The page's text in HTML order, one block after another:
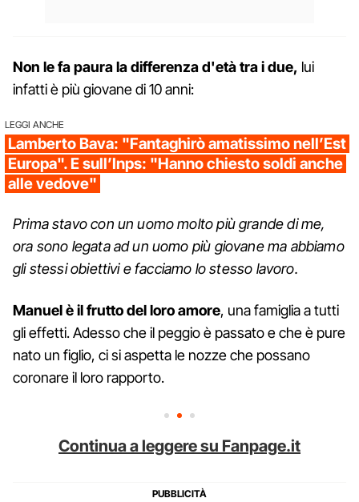
Non le fa paura la differenza d'età tra i due, lui
infatti è più giovane di 10 anni:
LEGGI ANCHE
Lamberto Bava: "Fantaghirò amatissimo nell’Est
Europa". E sull’Inps: "Hanno chiesto soldi anche
alle vedove"
Prima stavo con un uomo molto più grande di me,
ora sono legata ad un uomo più giovane ma abbiamo
gli stessi obiettivi e facciamo lo stesso lavoro.
Manuel è il frutto del loro amore, una famiglia a tutti
gli effetti. Adesso che il peggio è passato e che è pure
nato un figlio, ci si aspetta le nozze che possano
coronare il loro rapporto.
Continua a leggere su Fanpage.it